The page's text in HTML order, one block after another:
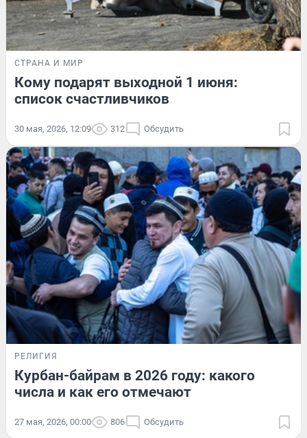
СТРАНА И МИР
Кому подарят выходной 1 июня:
список счастливчиков
30 мая, 2026, 12:09 312 Обсудить
РЕЛИГИЯ
Курбан-байрам в 2026 году: какого
числа и как его отмечают
27 мая, 2026, 00:00 806 Обсудить